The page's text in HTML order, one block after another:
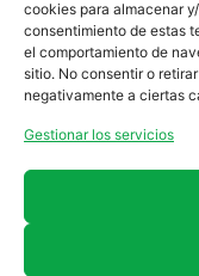
cookies para almacenar
consentimiento de estas
el comportamiento de
sitio. No consentir o
negativamente a ciertas
Gestionar los servicios
Eco
SUSCRÍBETE A
la sección deNewsletter